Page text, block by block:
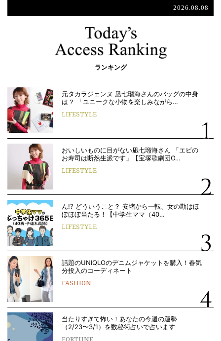
2026.08.08
ランキング
元タカラジェンヌ 凪七瑠海さんのバッグの中身
は？ 「ユニークな小物を楽しみながら…
LIFESTYLE
おいしいものに目がない凪七瑠海さん 「エビの
お寿司は断然生派です」【宝塚歌劇団O…
LIFESTYLE
ん!? どういうこと？ 安堵から一転、女の勘はほ
ぼほぼ当たる！【中学生ママ（40…
LIFESTYLE
話題のUNIQLOのデニムジャケットを購入！春気
分投入のコーディネート
FASHION
当たりすぎて怖い！あなたの今週の運勢
（2/23〜3/1）を数秘術占いで占います
FORTUNE